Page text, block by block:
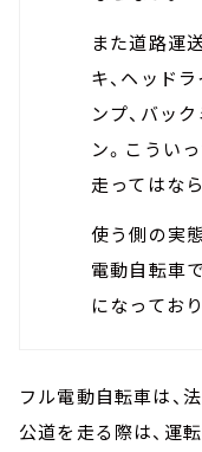
また道路運
キ、ヘッド
ンプ、バッ
ン。こうい
走ってはな
使う側の実
電動自転車
になってお
フル電動自転車は、
公道を走る際は、運